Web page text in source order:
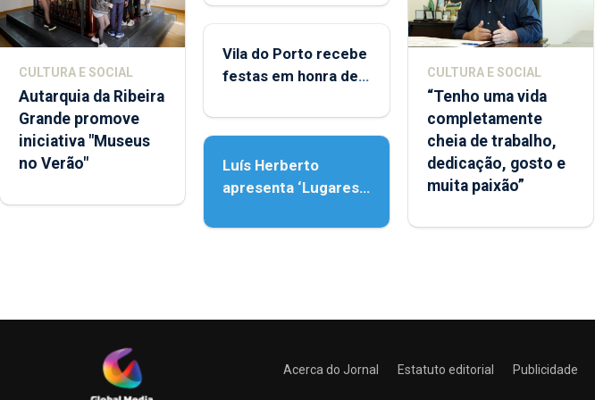
CULTURA E SOCIAL
Autarquia da Ribeira
Grande promove
iniciativa "Museus
no Verão"
Porto
Vila do Porto recebe
festas em honra de
Assunção
Luís Herberto
apresenta ‘Lugares
CULTURA E SOCIAL
“Tenho uma vida
completamente
cheia de trabalho,
dedicação, gosto e
muita paixão”
Acerca do Jornal Estatuto editorial Publicidade